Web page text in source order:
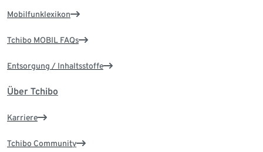
Mobilfunklexikon
Tchibo MOBIL FAQs
Entsorgung / Inhaltsstoffe
Über Tchibo
Karriere
Tchibo Community